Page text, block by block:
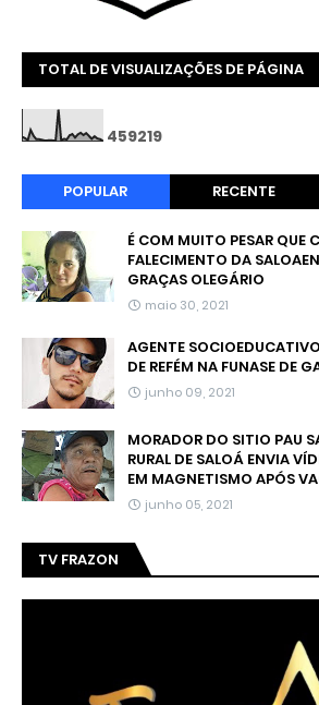
TOTAL DE VISUALIZAÇÕES DE PÁGINA
459219
POPULAR RECENTE
É COM MUITO PESAR QUE
FALECIMENTO DA
GRAÇAS OLEGÁRIO
maio 30, 2021
AGENTE
DE REFÉM NA FUNASE DE
junho 09, 2021
MORADOR DO SITIO PAU
RURAL DE SALOÁ ENVIA
EM MAGNETISMO APÓS
junho 05, 2021
TV FRAZON